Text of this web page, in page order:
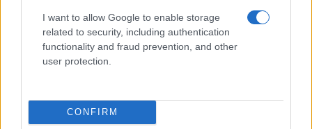
I want to allow Google to enable storage
related to security, including authentication
functionality and fraud prevention, and other
user protection.
CONFIRM
με μουσική, παράδοση και γεύσεις της δυτικής
Μακεδονίας
30/07/2026 - 8:26μμ